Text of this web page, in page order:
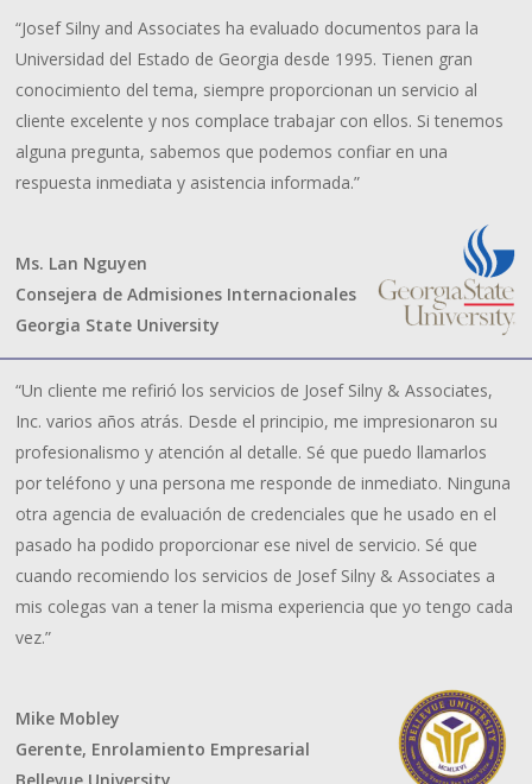
“Josef Silny and Associates ha evaluado documentos para la
Universidad del Estado de Georgia desde 1995. Tienen gran
conocimiento del tema, siempre proporcionan un servicio al
cliente excelente y nos complace trabajar con ellos. Si tenemos
alguna pregunta, sabemos que podemos confiar en una
respuesta inmediata y asistencia informada.”
Ms. Lan Nguyen
Consejera de Admisiones Internacionales
Georgia State University
“Un cliente me refirió los servicios de Josef Silny & Associates,
Inc. varios años atrás. Desde el principio, me impresionaron su
profesionalismo y atención al detalle. Sé que puedo llamarlos
por teléfono y una persona me responde de inmediato. Ninguna
otra agencia de evaluación de credenciales que he usado en el
pasado ha podido proporcionar ese nivel de servicio. Sé que
cuando recomiendo los servicios de Josef Silny & Associates a
mis colegas van a tener la misma experiencia que yo tengo cada
vez.”
Mike Mobley
Gerente, Enrolamiento Empresarial